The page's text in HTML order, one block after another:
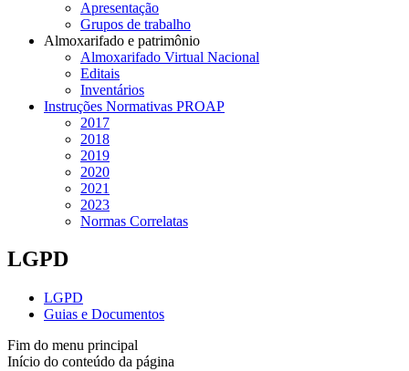
Apresentação
Grupos de trabalho
Almoxarifado e patrimônio
Almoxarifado Virtual Nacional
Editais
Inventários
Instruções Normativas PROAP
2017
2018
2019
2020
2021
2023
Normas Correlatas
LGPD
LGPD
Guias e Documentos
Fim do menu principal
Início do conteúdo da página